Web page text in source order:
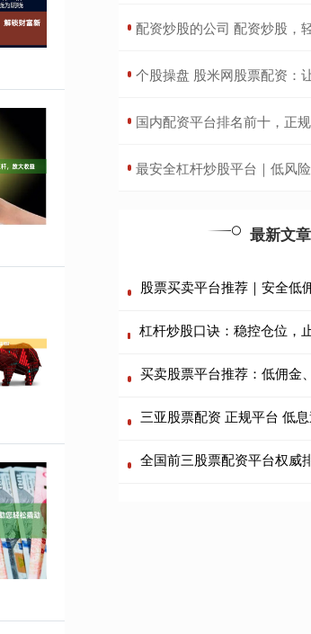
配资炒股的公司 配资炒股，轻松获
个股操盘 股米网股票配资：让
国内配资平台排名前十，正
最安全杠杆炒股平台｜低风
最新文章
股票买卖平台推荐｜安全低
买卖股票平台推荐：低佣金
三亚股票配资 正规平台 低
全国前三股票配资平台权威